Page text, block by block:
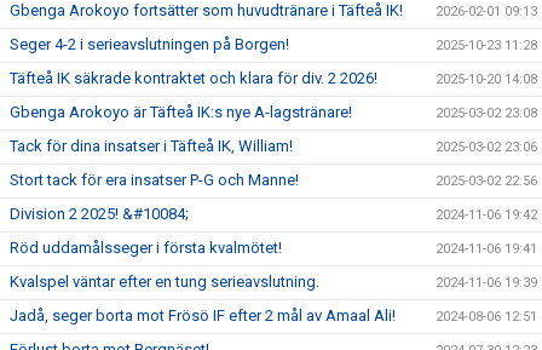
Gbenga Arokoyo fortsätter som huvudtränare i Täfteå IK! 2026-02-01 09:13
Seger 4-2 i serieavslutningen på Borgen! 2025-10-23 11:28
Täfteå IK säkrade kontraktet och klara för div. 2 2026! 2025-10-20 14:08
Gbenga Arokoyo är Täfteå IK:s nye A-lagstränare! 2025-03-02 23:08
Tack för dina insatser i Täfteå IK, William! 2025-03-02 23:06
Stort tack för era insatser P-G och Manne! 2025-03-02 22:56
Division 2 2025! &#10084; 2024-11-06 19:42
Röd uddamålsseger i första kvalmötet! 2024-11-06 19:41
Kvalspel väntar efter en tung serieavslutning. 2024-11-06 19:39
Jadå, seger borta mot Frösö IF efter 2 mål av Amaal Ali! 2024-08-06 12:51